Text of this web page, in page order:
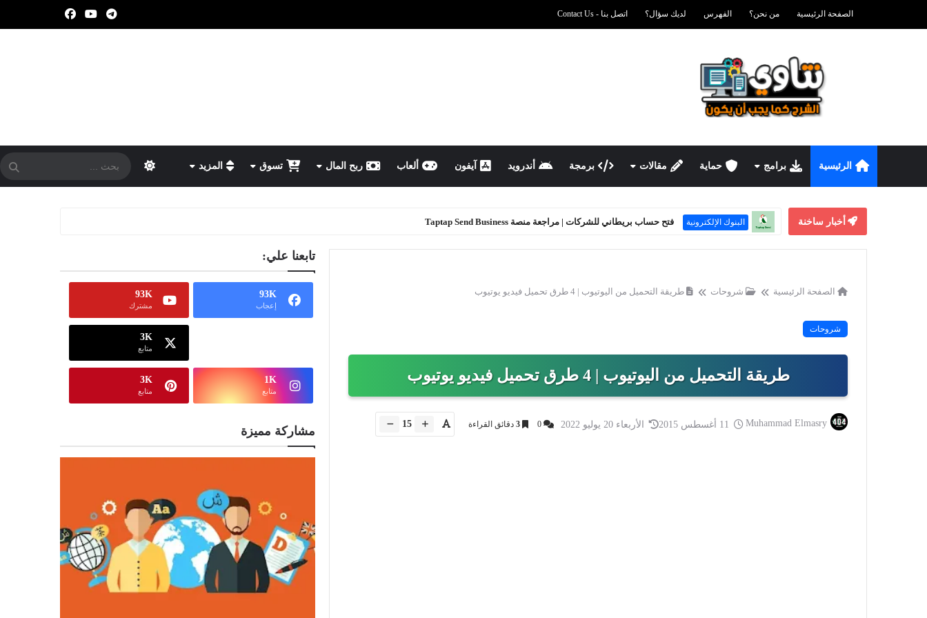
الصفحة الرئيسية من نحن؟ الفهرس لديك سؤال؟ اتصل بنا - Contact Us
الرئيسية برامج حماية مقالات برمجة أندرويد آيفون ألعاب ربح المال تسوق المزيد
أخبار ساخنة البنوك الإلكترونية فتح حساب بريطاني للشركات | مراجعة منصة Taptap Send Business
الصفحة الرئيسية شروحات طريقة التحميل من اليوتيوب | 4 طرق تحميل فيديو يوتيوب
شروحات
طريقة التحميل من اليوتيوب | 4 طرق تحميل فيديو يوتيوب
Muhammad Elmasry الأربعاء 20 يوليو 2022 0
3 دقائق القراءة 15
تابعنا علي:
93K
إعجاب
93K
مشترك
3K
متابع
1K
متابع
3K
متابع
مشاركة مميزة